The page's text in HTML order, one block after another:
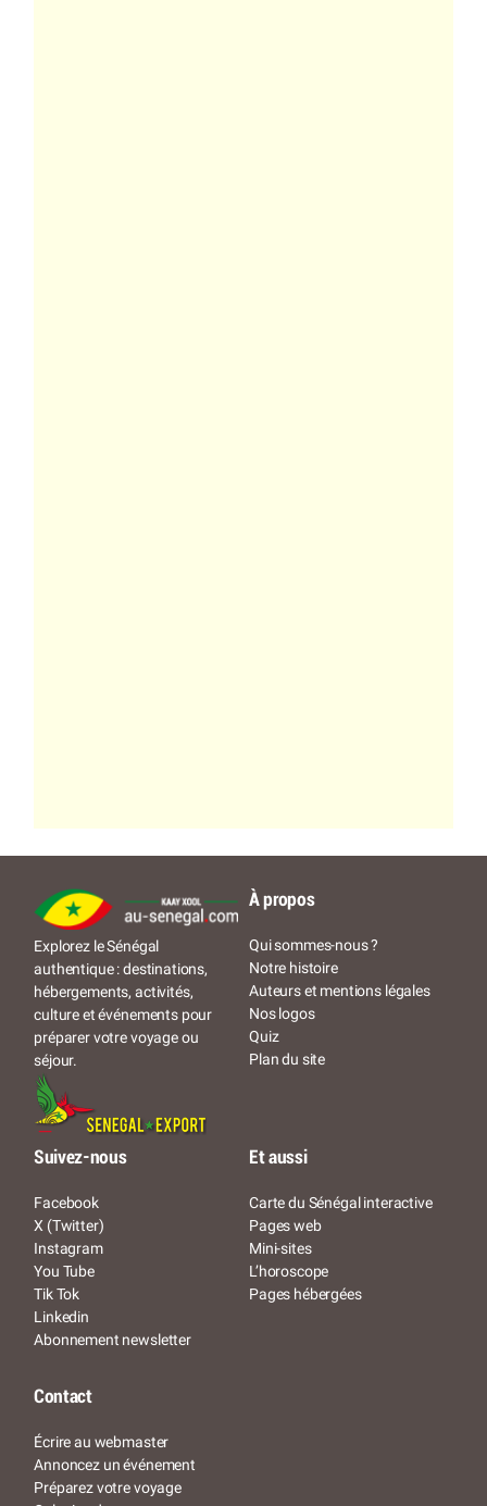
Explorez le Sénégal
authentique : destinations,
hébergements, activités,
culture et événements pour
préparer votre voyage ou
séjour.
À propos
Qui sommes-nous ?
Notre histoire
Auteurs et mentions légales
Nos logos
Quiz
Plan du site
Suivez-nous
Facebook
X (Twitter)
Instagram
You Tube
Tik Tok
Linkedin
Abonnement newsletter
Et aussi
Carte du Sénégal interactive
Pages web
Mini-sites
L’horoscope
Pages hébergées
Contact
Écrire au webmaster
Annoncez un événement
Préparez votre voyage